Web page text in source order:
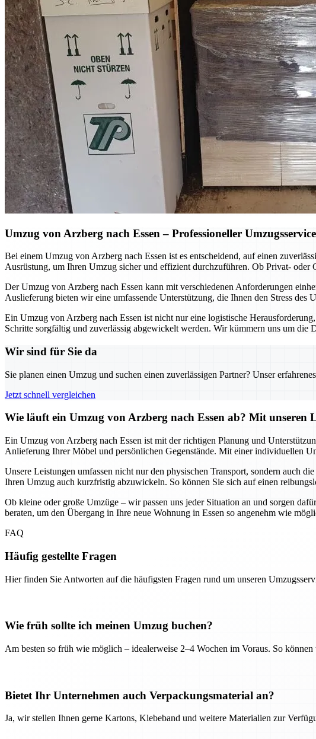
Umzug von Arzberg nach Essen – Professioneller
Bei einem Umzug von Arzberg nach Essen ist es entscheidend, auf einen
Ausrüstung, um Ihren Umzug sicher und effizient durchzuführen. Ob Privat- oder
Der Umzug von Arzberg nach Essen kann mit verschiedenen Anforderungen
Auslieferung bieten wir eine umfassende Unterstützung, die Ihnen den Stress des
Ein Umzug von Arzberg nach Essen ist nicht nur eine logistische
Schritte sorgfältig und zuverlässig abgewickelt werden. Wir kümmern uns um die
Wir sind für Sie da
Sie planen einen Umzug und suchen einen zuverlässigen Partner? Unser
Jetzt schnell vergleichen
Wie läuft ein Umzug von Arzberg nach Essen ab? Mit unseren
Ein Umzug von Arzberg nach Essen ist mit der richtigen Planung und
Anlieferung Ihrer Möbel und persönlichen Gegenstände. Mit einer individuellen
Unsere Leistungen umfassen nicht nur den physischen Transport, sondern auch
Ihren Umzug auch kurzfristig abzuwickeln. So können Sie sich auf einen
Ob kleine oder große Umzüge – wir passen uns jeder Situation an und sorgen
beraten, um den Übergang in Ihre neue Wohnung in Essen so angenehm wie
FAQ
Häufig gestellte Fragen
Hier finden Sie Antworten auf die häufigsten Fragen rund um unseren
Wie früh sollte ich meinen Umzug buchen?
Am besten so früh wie möglich – idealerweise 2–4 Wochen im Voraus. So
Bietet Ihr Unternehmen auch Verpackungsmaterial an?
Ja, wir stellen Ihnen gerne Kartons, Klebeband und weitere Materialien zur